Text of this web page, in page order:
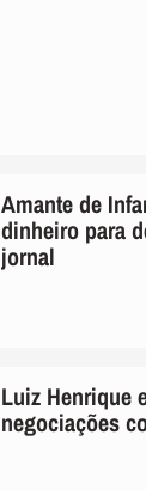
Amante de
dinheiro para
jornal
Luiz Henrique
negociações